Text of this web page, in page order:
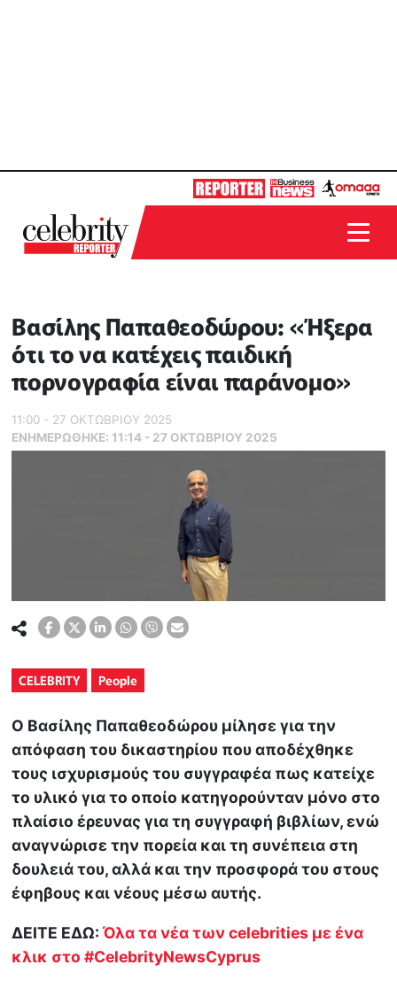
Βασίλης Παπαθεοδώρου: «Ήξερα
ότι το να κατέχεις παιδική
πορνογραφία είναι παράνομο»
11:00 - 27 ΟΚΤΩΒΡΙΟΥ 2025
ΕΝΗΜΕΡΏΘΗΚΕ: 11:14 - 27 ΟΚΤΩΒΡΙΟΥ 2025
CELEBRITY People
Ο Βασίλης Παπαθεοδώρου μίλησε για την
απόφαση του δικαστηρίου που αποδέχθηκε
τους ισχυρισμούς του συγγραφέα πως κατείχε
το υλικό για το οποίο κατηγορούνταν μόνο στο
πλαίσιο έρευνας για τη συγγραφή βιβλίων, ενώ
αναγνώρισε την πορεία και τη συνέπεια στη
δουλειά του, αλλά και την προσφορά του στους
έφηβους και νέους μέσω αυτής.
ΔΕΙΤΕ ΕΔΩ:Όλα τα νέα των celebrities με ένα
κλικ στο #CelebrityNewsCyprus